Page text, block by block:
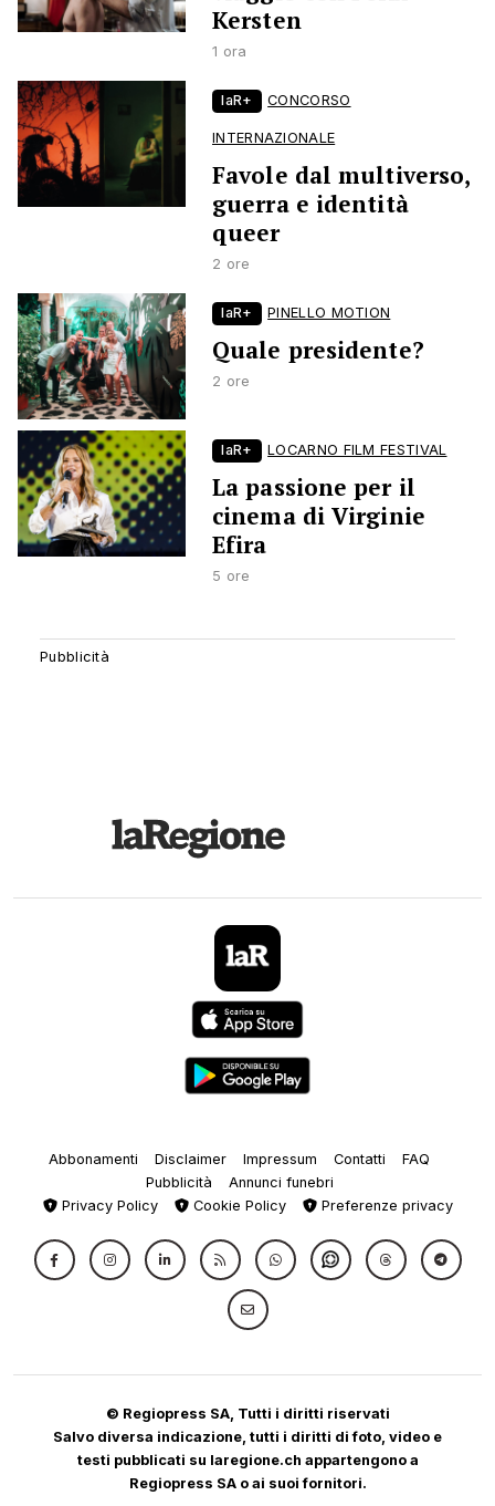
Kersten
1 ora
laR+ CONCORSO
INTERNAZIONALE
Favole dal multiverso,
guerra e identità
queer
2 ore
laR+ PINELLO MOTION
Quale presidente?
2 ore
laR+ LOCARNO FILM FESTIVAL
La passione per il
cinema di Virginie
Efira
5 ore
Abbonamenti Disclaimer Impressum Contatti
FAQ
Pubblicità
Annunci funebri
Privacy Policy
Cookie Policy Preferenze privacy
© Regiopress SA, Tutti i diritti riservati
Salvo diversa indicazione, tutti i diritti di foto, video e
testi pubblicati su laregione.ch appartengono a
Regiopress SA o ai suoi fornitori.